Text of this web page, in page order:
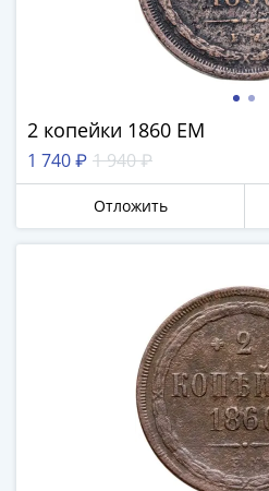
2 копейки 1860 ЕМ
1 740 ₽ 1 940 ₽
Отложить